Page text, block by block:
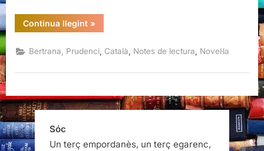
Continua llegint“Josafat,
Prudenci
»
Bertrana, Prudenci Català Notes de lectura Novel·la
Sóc
Un terç empordanès, un terç egarenc,